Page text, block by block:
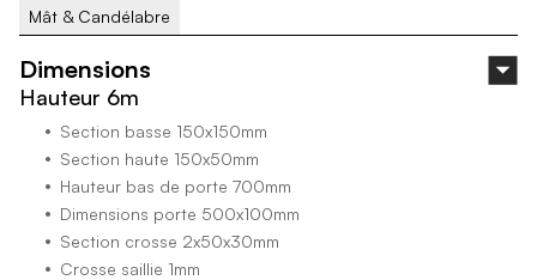
Mât & Candélabre
Dimensions
Hauteur 6m
Section basse 150x150mm
Section haute 150x50mm
Hauteur bas de porte 700mm
Dimensions porte 500x100mm
Section crosse 2x50x30mm
Crosse saillie 1mm